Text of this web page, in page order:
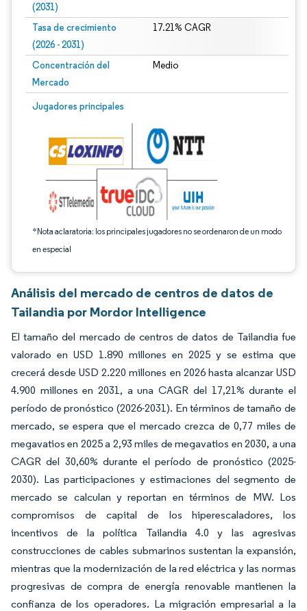
(2031)
Tasa de crecimiento
(2026 - 2031)
17.21% CAGR
Concentración del
Mercado
Medio
Jugadores principales
*Nota aclaratoria: los principales jugadores no se ordenaron de un modo
en especial
Imagen © Mordor Intelligence. El uso requiere atribución según CC BY 4.0.
Análisis del mercado de centros de datos de
Tailandia por Mordor Intelligence
El tamaño del mercado de centros de datos de Tailandia fue
valorado en USD 1.890 millones en 2025 y se estima que
crecerá desde USD 2.220 millones en 2026 hasta alcanzar USD
4.900 millones en 2031, a una CAGR del 17,21% durante el
período de pronóstico (2026-2031). En términos de tamaño de
mercado, se espera que el mercado crezca de 0,77 miles de
megavatios en 2025 a 2,93 miles de megavatios en 2030, a una
CAGR del 30,60% durante el período de pronóstico (2025-
2030). Las participaciones y estimaciones del segmento de
mercado se calculan y reportan en términos de MW. Los
compromisos de capital de los hiperescaladores, los
incentivos de la política Tailandia 4.0 y las agresivas
construcciones de cables submarinos sustentan la expansión,
mientras que la modernización de la red eléctrica y las normas
progresivas de compra de energía renovable mantienen la
confianza de los operadores. La migración empresarial a la